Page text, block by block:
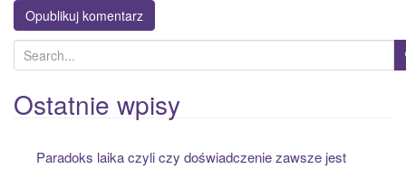
e
a
r
Ostatnie wpisy
Paradoks laika czyli czy doświadczenie zawsze jest